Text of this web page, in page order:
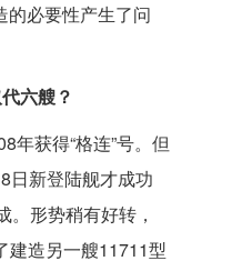
的必要性产生了问
六艘？
年获得“格连”号。但
日新登陆舰才成功
。形势稍有好转，
建造另一艘11711型